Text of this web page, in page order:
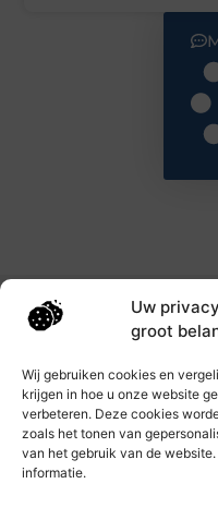
Uw
groot
Wij gebruiken cookies en
krijgen in hoe u onze website
verbeteren. Deze cookies
zoals het tonen van
van het gebruik van de
informatie.
Main Links
Dagelijks
Artikelen vol kennis,